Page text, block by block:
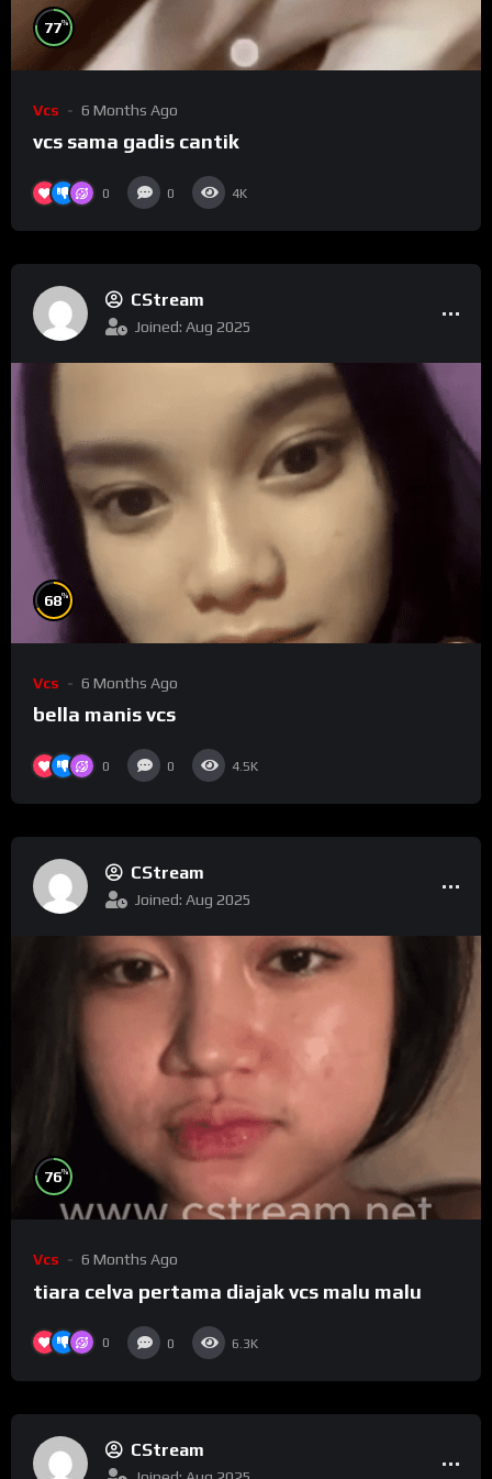
77%
Vcs 6 Months Ago
vcs sama gadis cantik
0 0 4K
CStream
Joined: Aug 2025
68%
Vcs 6 Months Ago
bella manis vcs
0 0 4.5K
CStream
Joined: Aug 2025
76%
Vcs 6 Months Ago
tiara celva pertama diajak vcs malu malu
0 0 6.3K
CStream